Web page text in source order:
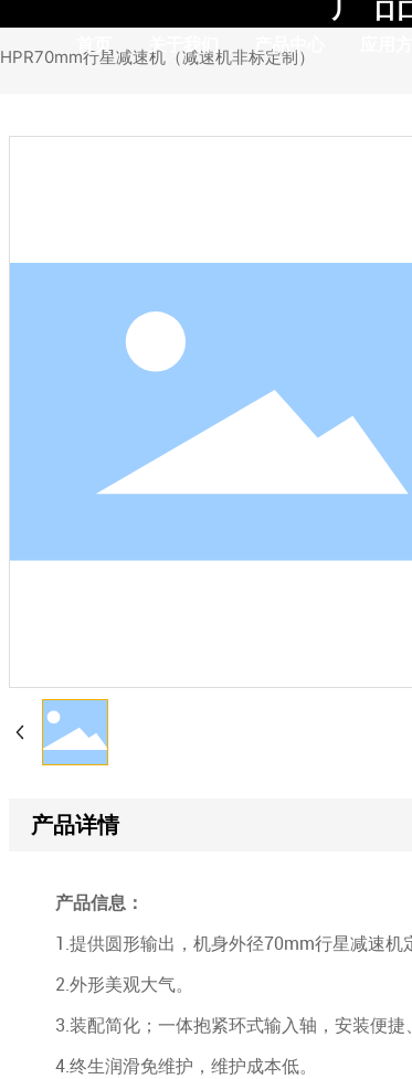
首页 关于我们 产品中心
HPR70mm行星减速机（减速机非标定制）
产品详情
产品信息：
1.提供圆形输出，机身外径70mm行星减速机
2.外形美观大气。
3.装配简化；一体抱紧环式输入轴，安装便捷
4.终生润滑免维护，维护成本低。